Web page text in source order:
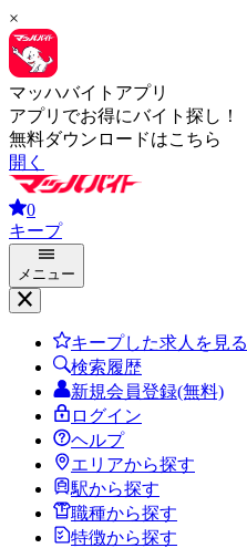
×
マッハバイトアプリ
アプリでお得にバイト探し！
無料ダウンロードはこちら
開く
0
キープ
メニュー
キープした求人を見る
検索履歴
新規会員登録(無料)
ログイン
ヘルプ
エリアから探す
駅から探す
職種から探す
特徴から探す